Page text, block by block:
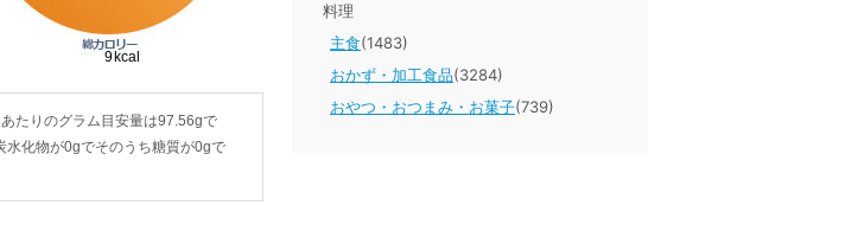
たりのグラム目安量は97.56gで
化物が0gでそのうち糖質が0gで
料理
主食(1483)
おかず・加工食品(3284)
おやつ・おつまみ・お菓子(739)